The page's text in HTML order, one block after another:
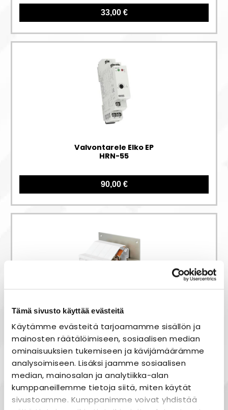
Tämä sivusto käyttää evästeitä
Käytämme evästeitä tarjoamamme sisällön ja
mainosten räätälöimiseen, sosiaalisen median
ominaisuuksien tukemiseen ja kävijämäärämme
analysoimiseen. Lisäksi jaamme sosiaalisen
median, mainosalan ja analytiikka-alan
kumppaneillemme tietoja siitä, miten käytät
sivustoamme. Kumppanimme voivat yhdistää
33,00 €
Valvontarele Elko EP
HRN-55
90,00 €
RJ45 DIN-
kiskokiinnike
runkoliittimelle
10,00 €